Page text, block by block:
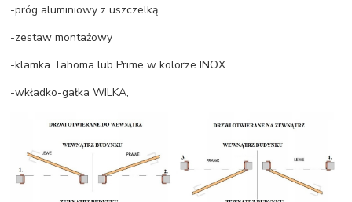
-próg aluminiowy z uszczelką.
-zestaw montażowy
-klamka Tahoma lub Prime w kolorze INOX
-wkładko-gałka WILKA,